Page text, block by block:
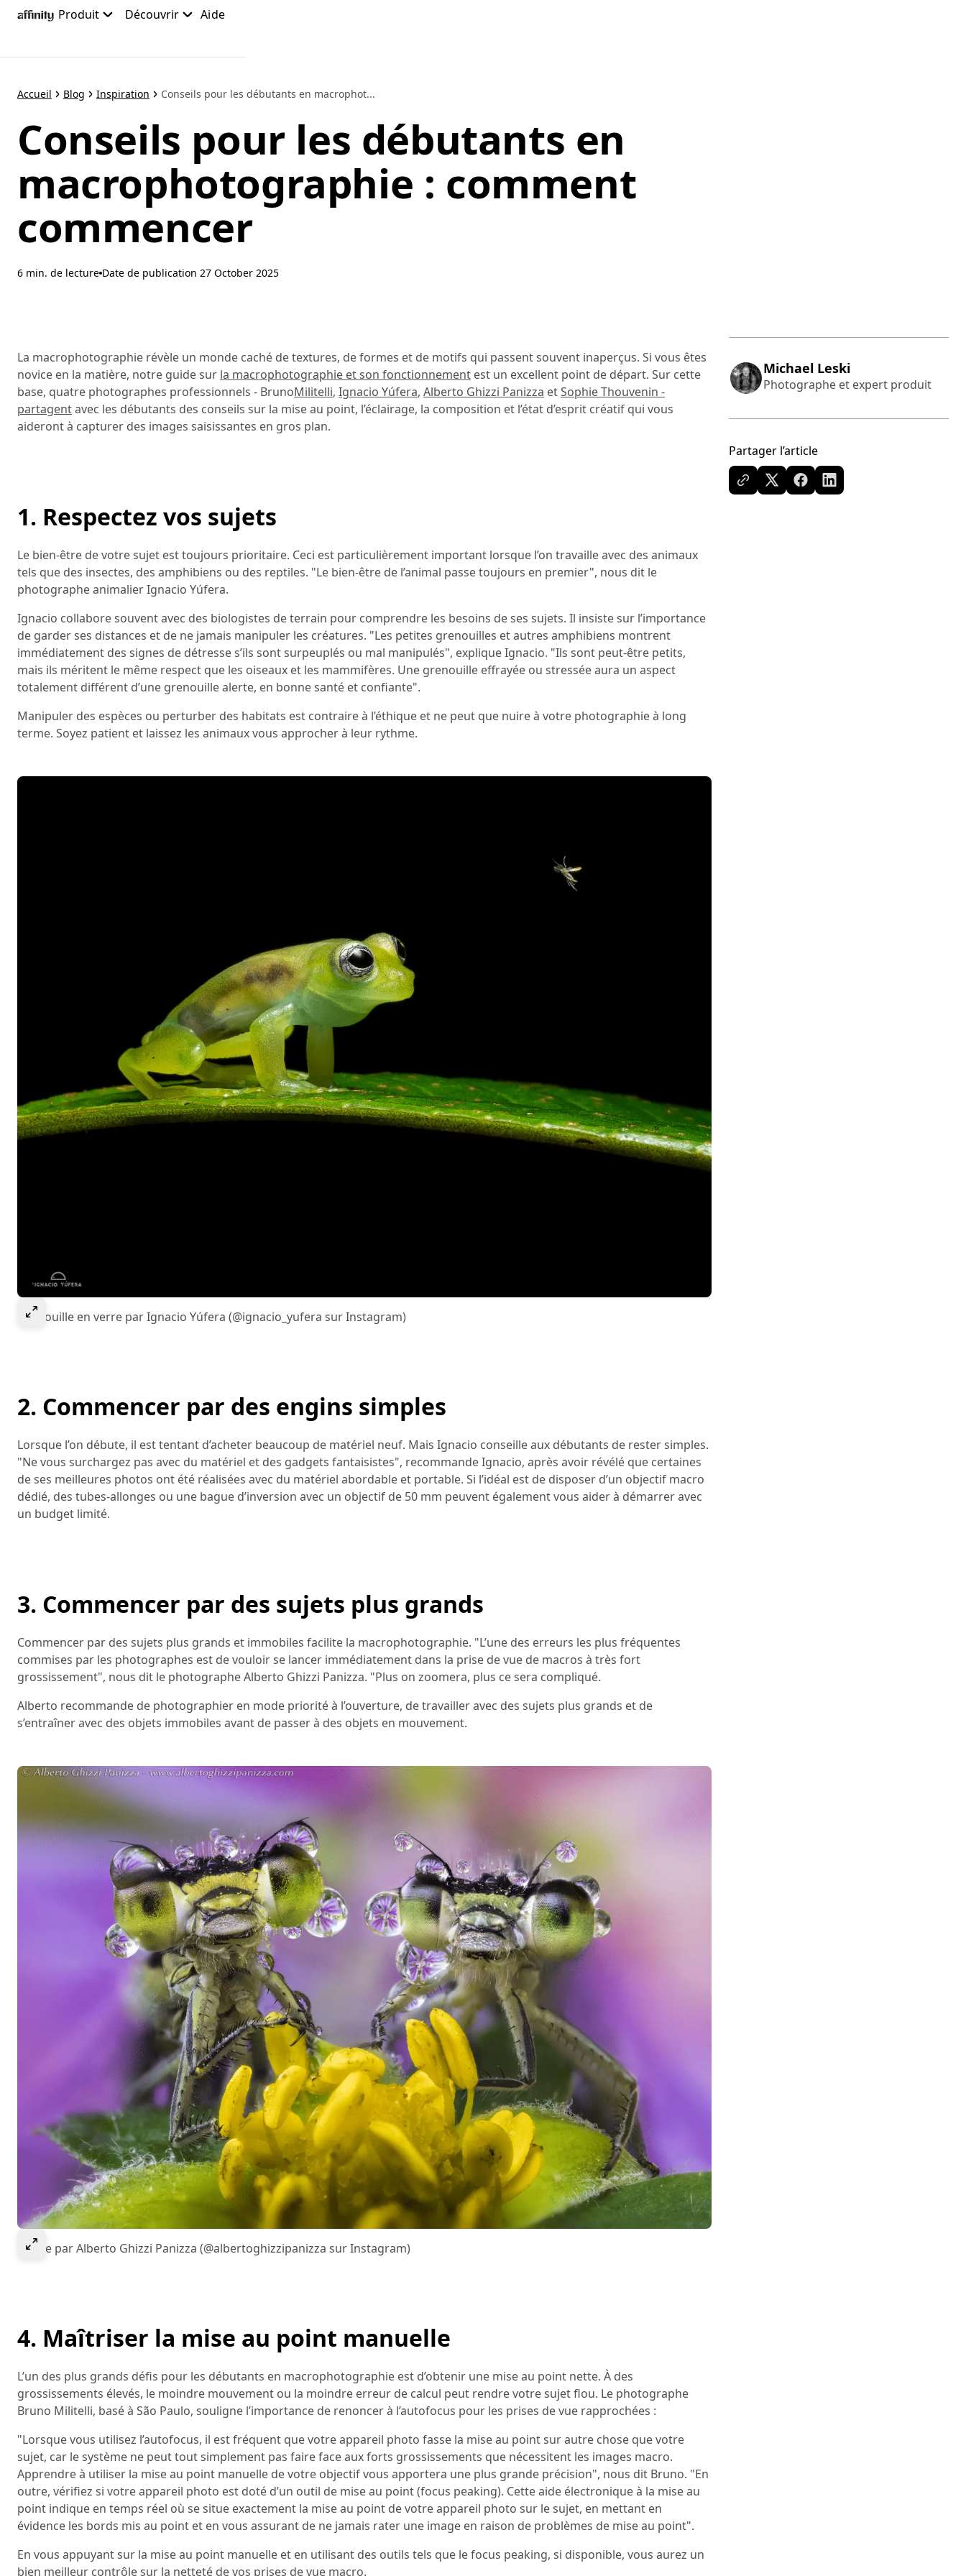
Accéder
principal
Produit Découvrir Aide
Accueil Blog Inspiration Conseils pour les débutants en macrophot...
Conseils pour les débutants en
macrophotographie : comment
commencer
6 min. de lecture Date de publication 27 October 2025
La macrophotographie révèle un monde caché de textures, de formes et de motifs qui passent souvent inaperçus. Si vous êtes
novice en la matière, notre guide sur la macrophotographie et son fonctionnement est un excellent point de départ. Sur cette
base, quatre photographes professionnels - BrunoMilitelli, Ignacio Yúfera, Alberto Ghizzi Panizza etSophie Thouvenin -
partagentavec les débutants des conseils sur la mise au point, l’éclairage, la composition et l’état d’esprit créatif qui vous
aideront à capturer des images saisissantes en gros plan.
1. Respectez vos sujets
Le bien-être de votre sujet est toujours prioritaire. Ceci est particulièrement important lorsque l’on travaille avec des animaux
tels que des insectes, des amphibiens ou des reptiles. "Le bien-être de l’animal passe toujours en premier", nous dit le
photographe animalier Ignacio Yúfera.
Ignacio collabore souvent avec des biologistes de terrain pour comprendre les besoins de ses sujets. Il insiste sur l’importance
de garder ses distances et de ne jamais manipuler les créatures. "Les petites grenouilles et autres amphibiens montrent
immédiatement des signes de détresse s’ils sont surpeuplés ou mal manipulés", explique Ignacio. "Ils sont peut-être petits,
mais ils méritent le même respect que les oiseaux et les mammifères. Une grenouille effrayée ou stressée aura un aspect
totalement différent d’une grenouille alerte, en bonne santé et confiante".
Manipuler des espèces ou perturber des habitats est contraire à l’éthique et ne peut que nuire à votre photographie à long
terme. Soyez patient et laissez les animaux vous approcher à leur rythme.
Select to expand image
Grenouille en verre par Ignacio Yúfera (@ignacio_yufera sur Instagram)
2. Commencer par des engins simples
Lorsque l’on débute, il est tentant d’acheter beaucoup de matériel neuf. Mais Ignacio conseille aux débutants de rester simples.
"Ne vous surchargez pas avec du matériel et des gadgets fantaisistes", recommande Ignacio, après avoir révélé que certaines
de ses meilleures photos ont été réalisées avec du matériel abordable et portable. Si l’idéal est de disposer d’un objectif macro
dédié, des tubes-allonges ou une bague d’inversion avec un objectif de 50 mm peuvent également vous aider à démarrer avec
un budget limité.
3. Commencer par des sujets plus grands
Commencer par des sujets plus grands et immobiles facilite la macrophotographie. "L’une des erreurs les plus fréquentes
commises par les photographes est de vouloir se lancer immédiatement dans la prise de vue de macros à très fort
grossissement", nous dit le photographe Alberto Ghizzi Panizza. "Plus on zoomera, plus ce sera compliqué.
Alberto recommande de photographier en mode priorité à l’ouverture, de travailler avec des sujets plus grands et de
s’entraîner avec des objets immobiles avant de passer à des objets en mouvement.
Select to expand image
Image par Alberto Ghizzi Panizza (@albertoghizzipanizza sur Instagram)
4. Maîtriser la mise au point manuelle
L’un des plus grands défis pour les débutants en macrophotographie est d’obtenir une mise au point nette. À des
grossissements élevés, le moindre mouvement ou la moindre erreur de calcul peut rendre votre sujet flou. Le photographe
Bruno Militelli, basé à São Paulo, souligne l’importance de renoncer à l’autofocus pour les prises de vue rapprochées :
"Lorsque vous utilisez l’autofocus, il est fréquent que votre appareil photo fasse la mise au point sur autre chose que votre
sujet, car le système ne peut tout simplement pas faire face aux forts grossissements que nécessitent les images macro.
Apprendre à utiliser la mise au point manuelle de votre objectif vous apportera une plus grande précision", nous dit Bruno. "En
outre, vérifiez si votre appareil photo est doté d’un outil de mise au point (focus peaking). Cette aide électronique à la mise au
point indique en temps réel où se situe exactement la mise au point de votre appareil photo sur le sujet, en mettant en
évidence les bords mis au point et en vous assurant de ne jamais rater une image en raison de problèmes de mise au point".
En vous appuyant sur la mise au point manuelle et en utilisant des outils tels que le focus peaking, si disponible, vous aurez un
bien meilleur contrôle sur la netteté de vos prises de vue macro.
Michael Leski
Photographe et expert produit
Partager l’article